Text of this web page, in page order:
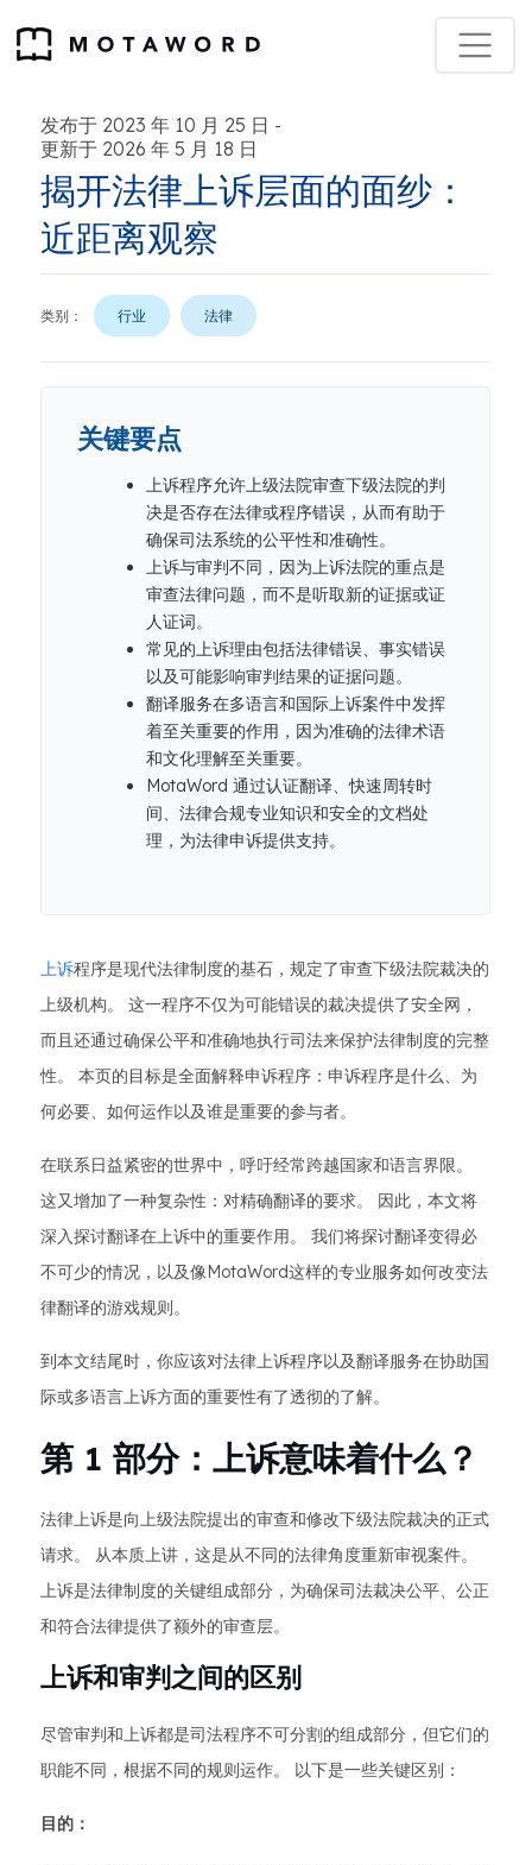
发布于 2023 年 10 月 25 日 -
更新于 2026 年 5 月 18 日
揭开法律上诉层面的面纱：
近距离观察
类别： 行业 法律
关键要点
上诉程序允许上级法院审查下级法院的判
决是否存在法律或程序错误，从而有助于
确保司法系统的公平性和准确性。
上诉与审判不同，因为上诉法院的重点是
审查法律问题，而不是听取新的证据或证
人证词。
常见的上诉理由包括法律错误、事实错误
以及可能影响审判结果的证据问题。
翻译服务在多语言和国际上诉案件中发挥
着至关重要的作用，因为准确的法律术语
和文化理解至关重要。
MotaWord 通过认证翻译、快速周转时
间、法律合规专业知识和安全的文档处
理，为法律申诉提供支持。
上诉程序是现代法律制度的基石，规定了审查下级法院裁决的
上级机构。 这一程序不仅为可能错误的裁决提供了安全网，
而且还通过确保公平和准确地执行司法来保护法律制度的完整
性。 本页的目标是全面解释申诉程序：申诉程序是什么、为
何必要、如何运作以及谁是重要的参与者。
在联系日益紧密的世界中，呼吁经常跨越国家和语言界限。
这又增加了一种复杂性：对精确翻译的要求。 因此，本文将
深入探讨翻译在上诉中的重要作用。 我们将探讨翻译变得必
不可少的情况，以及像MotaWord这样的专业服务如何改变法
律翻译的游戏规则。
到本文结尾时，你应该对法律上诉程序以及翻译服务在协助国
际或多语言上诉方面的重要性有了透彻的了解。
第 1 部分：上诉意味着什么？
法律上诉是向上级法院提出的审查和修改下级法院裁决的正式
请求。 从本质上讲，这是从不同的法律角度重新审视案件。
上诉是法律制度的关键组成部分，为确保司法裁决公平、公正
和符合法律提供了额外的审查层。
上诉和审判之间的区别
尽管审判和上诉都是司法程序不可分割的组成部分，但它们的
职能不同，根据不同的规则运作。 以下是一些关键区别：
目的：